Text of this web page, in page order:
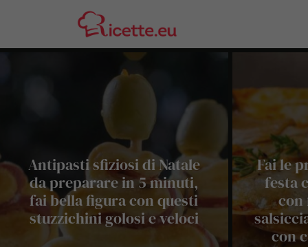
Antipasti sfiziosi di Natale
da preparare in 5 minuti,
fai bella figura con questi
stuzzichini golosi e veloci
Fai le
festa
con
con